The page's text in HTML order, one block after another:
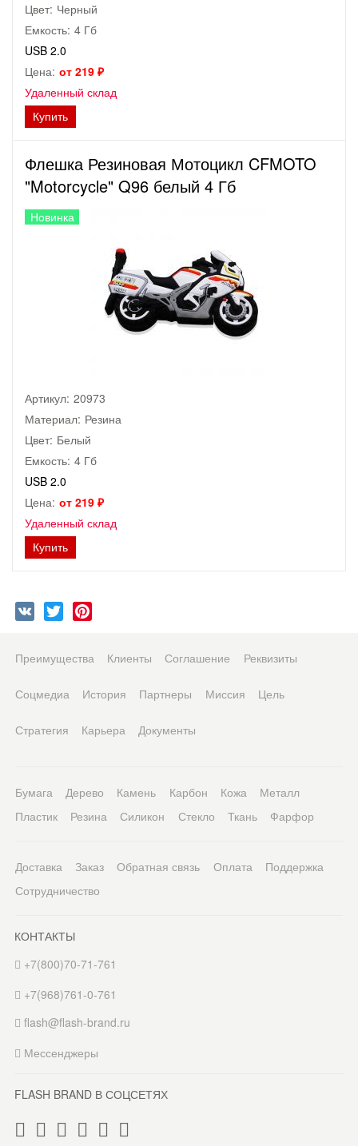
Цвет: Черный
Емкость: 4 Гб
USB 2.0
Цена: от 219 ₽
Удаленный склад
Купить
Флешка Резиновая Мотоцикл CFMOTO
"Motorcycle" Q96 белый 4 Гб
Новинка
Артикул: 20973
Материал: Резина
Цвет: Белый
Емкость: 4 Гб
USB 2.0
Цена: от 219 ₽
Удаленный склад
Купить
VK Twitter
Преимущества Клиенты Соглашение Реквизиты
Соцмедиа История Партнеры Миссия Цель
Стратегия Карьера Документы
Бумага Дерево Камень Карбон Кожа
Металл
Пластик
Резина Силикон Стекло Ткань Фарфор
Доставка Заказ Обратная связь Оплата
Поддержка
Сотрудничество
КОНТАКТЫ
+7(800)70-71-761
+7(968)761-0-761
flash@flash-brand.ru
Мессенджеры
FLASH BRAND В СОЦСЕТЯХ